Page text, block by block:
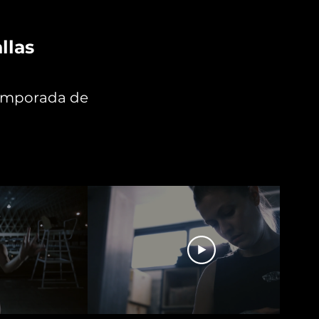
de